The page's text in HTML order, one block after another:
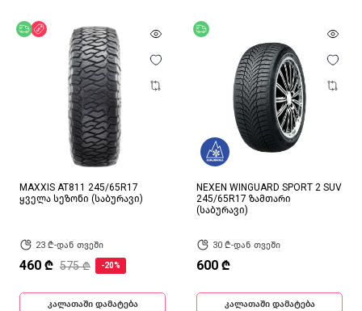
უფასო მიწოდება
ფასდაკლება
MAXXIS AT811 245/65R17
ყველა სეზონი (საბურავი)
23 ₾-დან თვეში
460 ₾ 575 ₾ -20%
კალათაში დამატება
NEXEN WINGUARD SPORT 2 SUV
245/65R17 ზამთარი
(საბურავი)
30 ₾-დან თვეში
600 ₾
კალათაში დამატება